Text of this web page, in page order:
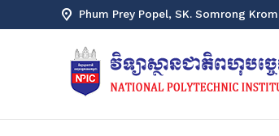
Phum Prey Popel, SK. Somrong
HOME